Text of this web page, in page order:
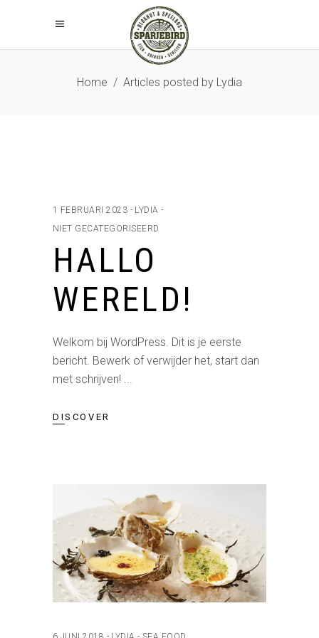
Home / Articles posted by Lydia
1 FEBRUARI 2023
LYDIA
NIET GECATEGORISEERD
HALLO
WERELD!
Welkom bij WordPress. Dit is je eerste
bericht. Bewerk of verwijder het, start dan
met schrijven!
DISCOVER